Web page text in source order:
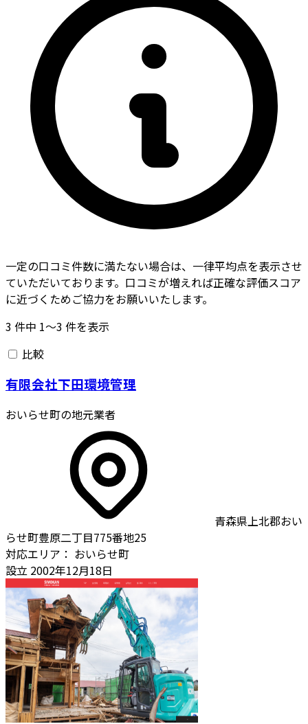
一定の口コミ件数に満たない場合は、一律平均点を表示させ
ていただいております。口コミが増えれば正確な評価スコア
に近づくためご協力をお願いいたします。
3 件中 1〜3 件を表示
比較
有限会社下田環境管理
おいらせ町の地元業者
青森県上北郡おい
らせ町豊原二丁目775番地25
対応エリア： おいらせ町
設立 2002年12月18日